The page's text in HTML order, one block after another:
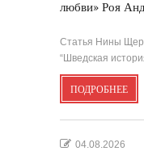
любви» Роя
Статья Нины
“Шведская
ПОДРОБНЕЕ
04.08.2026